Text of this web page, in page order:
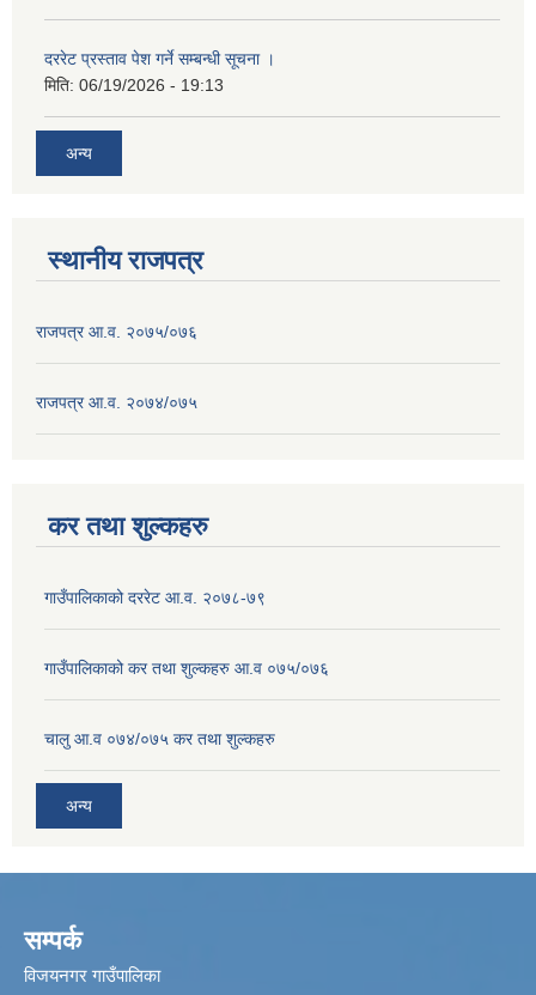
दररेट प्रस्ताव पेश गर्ने सम्बन्धी सूचना ।
मिति: 06/19/2026 - 19:13
अन्य
स्थानीय राजपत्र
राजपत्र आ.व. २०७५/०७६
राजपत्र आ.व. २०७४/०७५
कर तथा शुल्कहरु
गाउँपालिकाको दररेट आ.व. २०७८-७९
गाउँपालिकाको कर तथा शुल्कहरु आ.व ०७५/०७६
चालु आ.व ०७४/०७५ कर तथा शुल्कहरु
अन्य
सम्पर्क
विजयनगर गाउँपालिका